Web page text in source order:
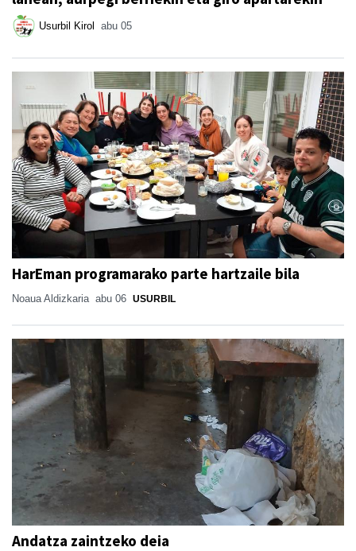
Usurbil Kirol abu 05
HarEman programarako parte hartzaile bila
Noaua Aldizkaria abu 06 USURBIL
Andatza zaintzeko deia